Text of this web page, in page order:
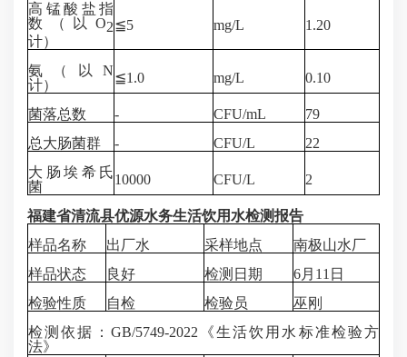
高锰酸盐指
数
（以O2
计）
≦5 mg/L 1.20
氨（以 N
计） ≦1.0 mg/L 0.10
菌落总数 - CFU/mL
79
总大肠菌群
- CFU/L
22
大肠埃希氏
菌
10000 CFU/L 2
福建省清流县优源水务生活饮用水检测报告
样品名称
出厂水 采样地点
南极山水厂
样品状态
良好 检测日期
6月11日
检验性质
自检 检验员
巫刚
检测依据： GB/5749-2022《生活饮用水标准检验方
法》